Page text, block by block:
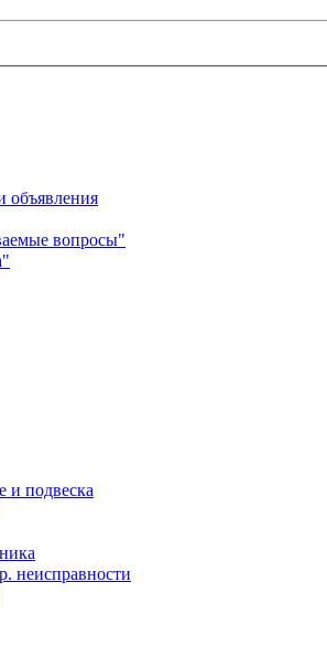
объявления
вопросы"
и подвеска
неисправности